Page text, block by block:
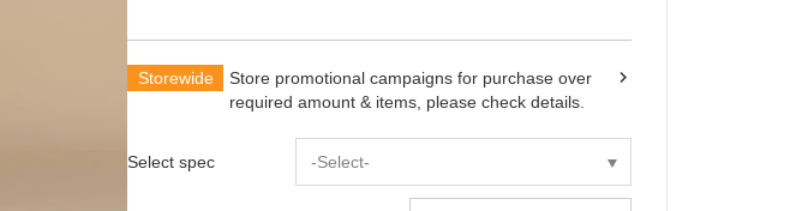
Storewide
Store promotional campaigns for purchase over
required amount & items, please check details.
Select spec -Select-